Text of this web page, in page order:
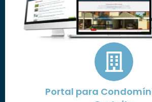
Portal para